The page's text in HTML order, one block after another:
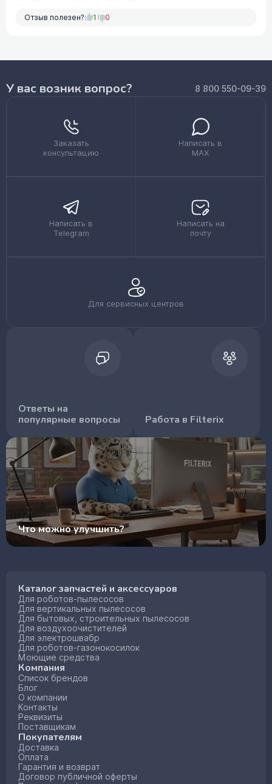
Отзыв полезен? 1 0
У вас возник вопрос? 8 800 550-09-39
Заказать
консультацию
Написать в
MAX
Написать в
Telegram
Написать на
почту
Для сервисных центров
Ответы на
популярные вопросы
Работа в Filterix
Что можно улучшить?
Каталог запчастей и аксессуаров
Для роботов-пылесосов
Для вертикальных пылесосов
Для бытовых, строительных пылесосов
Для воздухоочистителей
Для электрошвабр
Для роботов-газонокосилок
Моющие средства
Компания
Список брендов
Блог
О компании
Контакты
Реквизиты
Поставщикам
Покупателям
Доставка
Оплата
Гарантия и возврат
Договор публичной оферты